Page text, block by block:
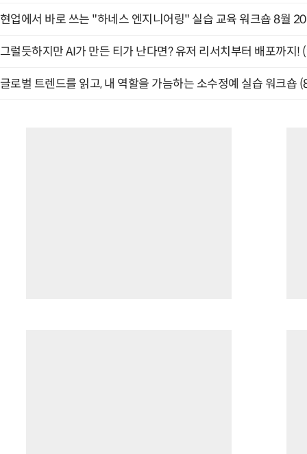
현업에서 바로 쓰는 "하네스 엔지니어링" 실습 교육 워크숍 8월
그럴듯하지만 AI가 만든 티가 난다면? 유저 리서치부터 배포까지!
글로벌 트렌드를 읽고, 내 역할을 가늠하는 소수정예 실습 워크숍